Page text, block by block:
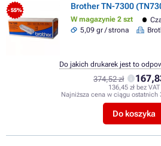
- 55% Brother TN-7300
W magazynie 2 szt
5,09 gr / strona
374,52 zł
136,45 zł bez VAT
Najniższa cena w ciągu ostatnich
Do koszyka
Do jakich drukarek jest to